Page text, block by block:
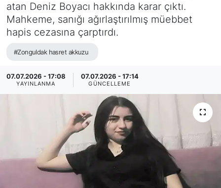
atan Deniz Boyacı hakkında karar çıktı.
Mahkeme, sanığı ağırlaştırılmış müebbet
hapis cezasına çarptırdı.
#Zonguldak hasret akkuzu
07.07.2026 - 17:08
YAYINLANMA
07.07.2026 - 17:14
GÜNCELLEME
Bilim ve Teknoloji
Yazı Dizisi
Son Dakika Haberleri
Haber Arşivi